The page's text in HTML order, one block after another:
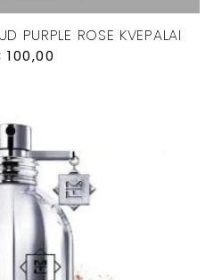
PURPLE ROSE KVEPALAI
100,00